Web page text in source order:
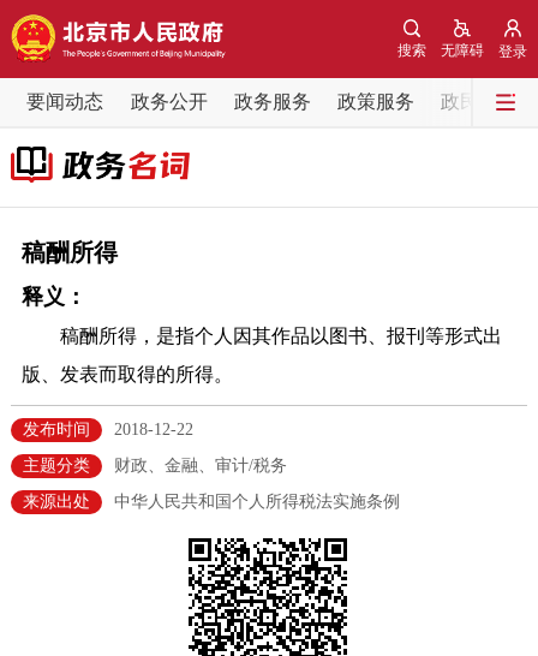
登录
无障碍
搜索
要闻动态 政务公开 政务服务 政策服务 政民互动
要闻动态
党中央精神
各区热点
政务公开
市领导
政策兑现 政策解读
专题公开
稿酬所得
释义：
稿酬所得，是指个人因其作品以图书、报刊等形式出
版、发表而取得的所得。
发布时间
2018-12-22
主题分类
财政、金融、审计/税务
来源出处
中华人民共和国个人所得税法实施条例